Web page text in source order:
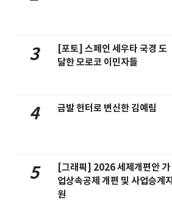
3
[포토] 스페인 세우타 국경 도
달한 모로코 이민자들
4 금발 헌터로 변신한 김예림
5
[그래픽] 2026 세제개편안 가
업상속공제 개편 및 사업승계지
원